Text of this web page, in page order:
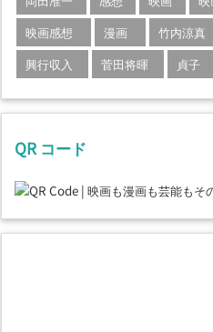
映画感想
漫画 竹内涼真
興行収入
菅田将暉 貞子
QR コード